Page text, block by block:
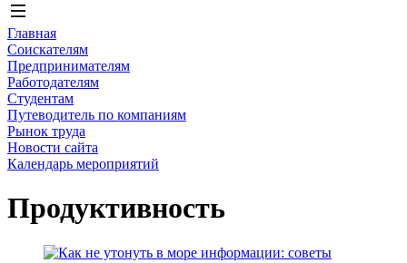
Главная
Соискателям
Предпринимателям
Работодателям
Студентам
Путеводитель по компаниям
Рынок труда
Новости сайта
Календарь мероприятий
Продуктивность